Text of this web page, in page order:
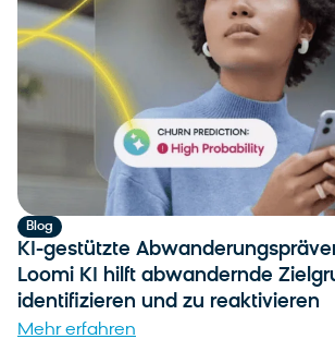
Blog
KI-gestützte
Loomi KI hilft abwandernde
identifizieren und zu reaktivieren
Mehr erfahren